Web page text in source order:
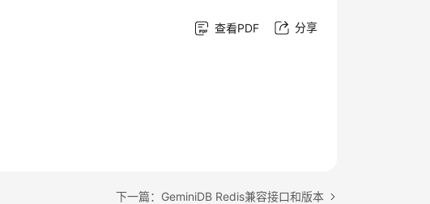
查看PDF 分享
下一篇：GeminiDB Redis兼容接口和版本